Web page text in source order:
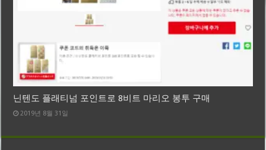
닌텐도 플래티넘 포인트로 8비트 마리오 봉투 구매
2019년 8월 31일